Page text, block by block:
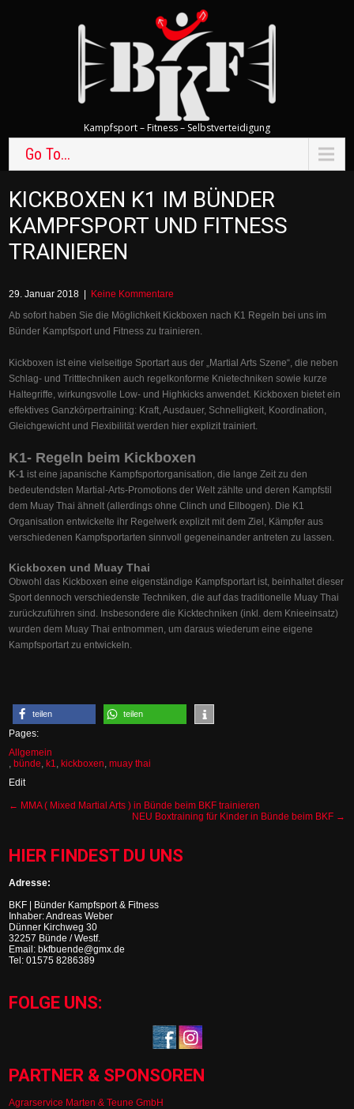
Kampfsport – Fitness – Selbstverteidigung
Go To...
KICKBOXEN K1 IM BÜNDER
KAMPFSPORT UND FITNESS
TRAINIEREN
29. Januar 2018
Keine Kommentare
Ab sofort haben Sie die Möglichkeit Kickboxen nach K1 Regeln bei uns im
Bünder Kampfsport und Fitness zu trainieren.
Kickboxen ist eine vielseitige Sportart aus der „Martial Arts Szene“, die neben
Schlag- und Tritttechniken auch regelkonforme Knietechniken sowie kurze
Haltegriffe, wirkungsvolle Low- und Highkicks anwendet. Kickboxen bietet ein
effektives Ganzkörpertraining: Kraft, Ausdauer, Schnelligkeit, Koordination,
Gleichgewicht und Flexibilität werden hier explizit trainiert.
K1- Regeln beim Kickboxen
K-1 ist eine japanische Kampfsportorganisation, die lange Zeit zu den
bedeutendsten Martial-Arts-Promotions der Welt zählte und deren Kampfstil
dem Muay Thai ähnelt (allerdings ohne Clinch und Ellbogen). Die K1
Organisation entwickelte ihr Regelwerk explizit mit dem Ziel, Kämpfer aus
verschiedenen Kampfsportarten sinnvoll gegeneinander antreten zu lassen.
Kickboxen und Muay Thai
Obwohl das Kickboxen eine eigenständige Kampfsportart ist, beinhaltet dieser
Sport dennoch verschiedenste Techniken, die auf das traditionelle Muay Thai
zurückzuführen sind. Insbesondere die Kicktechniken (inkl. dem Knieeinsatz)
wurden dem Muay Thai entnommen, um daraus wiederum eine eigene
Kampfsportart zu entwickeln.
teilen teilen
Pages:
Allgemein
, bünde, k1, kickboxen,muay thai
Edit
Post
← MMA ( Mixed Martial Arts ) in Bünde beim BKF trainieren
NEU Boxtraining für Kinder in Bünde beim BKF →
HIER FINDEST DU UNS
Adresse:
BKF | Bünder Kampfsport & Fitness
Inhaber: Andreas Weber
Dünner Kirchweg 30
32257 Bünde / Westf.
Email: bkfbuende@gmx.de
Tel: 01575 8286389
FOLGE UNS:
PARTNER & SPONSOREN
Agrarservice Marten & Teune GmbH